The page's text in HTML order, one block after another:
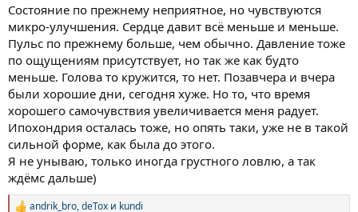
Состояние по прежнему неприятное, но чувствуются
микро-улучшения. Сердце давит всё меньше и меньше.
Пульс по прежнему больше, чем обычно. Давление тоже
по ощущениям присутствует, но так же как будто
меньше. Голова то кружится, то нет. Позавчера и вчера
были хорошие дни, сегодня хуже. Но то, что время
хорошего самочувствия увеличивается меня радует.
Ипохондрия осталась тоже, но опять таки, уже не в такой
сильной форме, как была до этого.
Я не унываю, только иногда грустного ловлю, а так
ждёмс дальше)
andrik_bro,deTox и kundi